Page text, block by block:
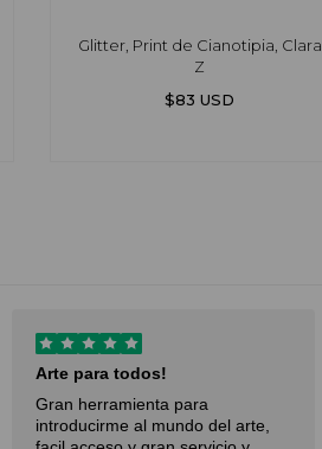
Glitter, Print de Cianotipia, Clara
Z
$83 USD
Arte para todos!
Gran herramienta para
introducirme al mundo del arte,